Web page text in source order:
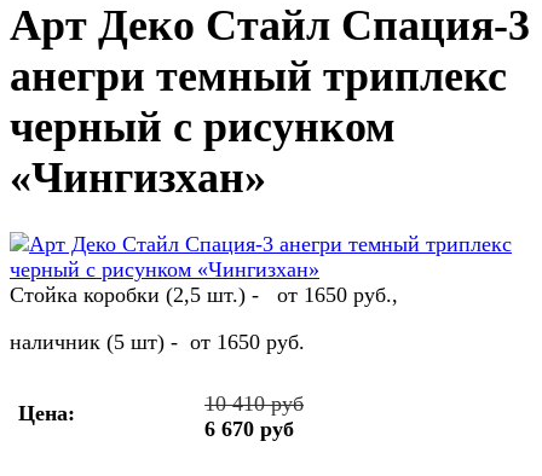
Арт Деко Стайл Спация-3
анегри темный триплекс
черный с рисунком
«Чингизхан»
Стойка коробки (2,5 шт.) - от 1650 руб.,
наличник (5 шт) - от 1650 руб.
Цена:
10 410 руб
6 670 руб